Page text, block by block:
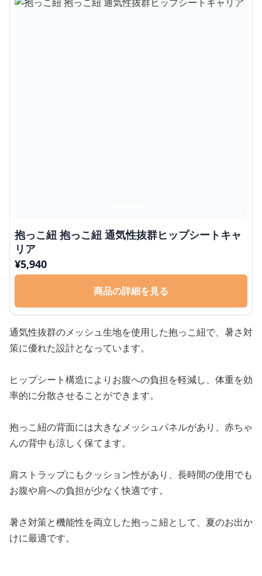
抱っこ紐 抱っこ紐 通気性抜群ヒップシートキャ
リア
¥5,940
商品の詳細を見る
通気性抜群のメッシュ生地を使用した抱っこ紐で、暑さ対
策に優れた設計となっています。
ヒップシート構造によりお腹への負担を軽減し、体重を効
率的に分散させることができます。
抱っこ紐の背面には大きなメッシュパネルがあり、赤ちゃ
んの背中も涼しく保てます。
肩ストラップにもクッション性があり、長時間の使用でも
お腹や肩への負担が少なく快適です。
暑さ対策と機能性を両立した抱っこ紐として、夏のお出か
けに最適です。